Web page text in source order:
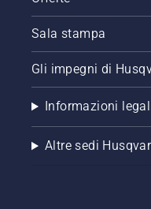
Sala stampa
Gli impegni di
Informazioni
Altre sedi